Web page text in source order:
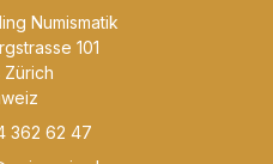
Numismatik
101
362 62 47